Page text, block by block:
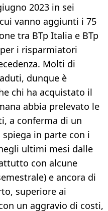
2023 in sei
vanno aggiunti i 75
tra BTp Italia e BTp
i risparmiatori
Molti di
dunque è
chi ha acquistato il
abbia prelevato le
a conferma di un
spiega in parte con i
ultimi mesi dalle
con alcune
e ancora di
superiore ai
un aggravio di costi,